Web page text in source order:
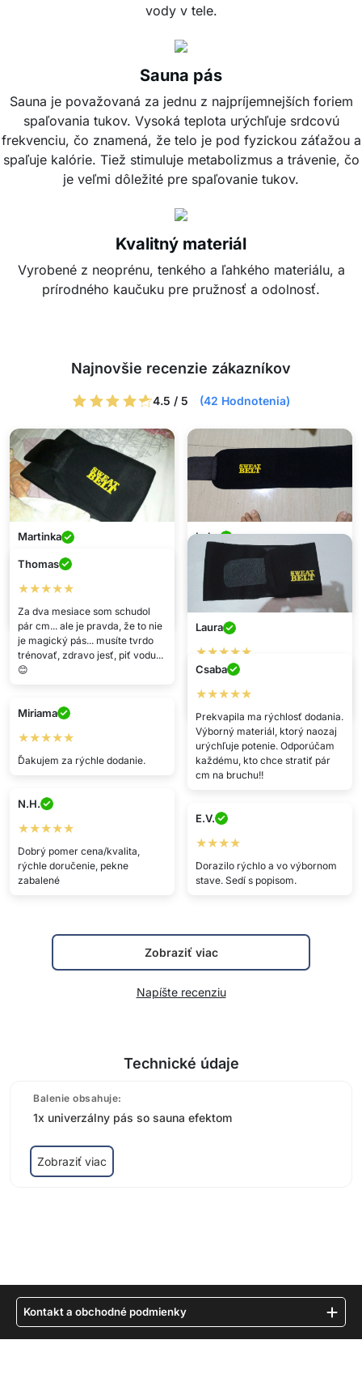
vody v tele.
Sauna pás
Sauna je považovaná za jednu z najpríjemnejších foriem
spaľovania tukov. Vysoká teplota urýchľuje srdcovú
frekvenciu, čo znamená, že telo je pod fyzickou záťažou a
spaľuje kalórie. Tiež stimuluje metabolizmus a trávenie, čo
je veľmi dôležité pre spaľovanie tukov.
Kvalitný materiál
Vyrobené z neoprénu, tenkého a ľahkého materiálu, a
prírodného kaučuku pre pružnosť a odolnosť.
Najnovšie recenzie zákazníkov
4.5 / 5 (42 Hodnotenia)
Martinka
★★★★★
Som veľmi spokojný s nákupom.
naozaj dobre potíte.
Luke
★★★★★
Skvelý pás! Som naozaj
nadšený 😊
Laura
★★★★★
Nosím ho takmer celý deň na
tričku... pod oblečením nie je
Thomas
★★★★★
Za dva mesiace som schudol
pár cm... ale je pravda, že to nie
je magický pás... musíte tvrdo
trénovať, zdravo jesť, piť vodu...
😊
Csaba
★★★★★
Prekvapila ma rýchlosť dodania.
Výborný materiál, ktorý naozaj
urýchľuje potenie. Odporúčam
každému, kto chce stratiť pár
cm na bruchu!!
Miriama
★★★★★
Ďakujem za rýchle dodanie.
N.H.
★★★★★
Dobrý pomer cena/kvalita,
rýchle doručenie, pekne
zabalené
E.V.
★★★★
Dorazilo rýchlo a vo výbornom
stave. Sedí s popisom.
Zobraziť viac
Napíšte recenziu
Technické údaje
Balenie obsahuje:
1x univerzálny pás so sauna efektom
Zobraziť viac
Kontakt a obchodné podmienky